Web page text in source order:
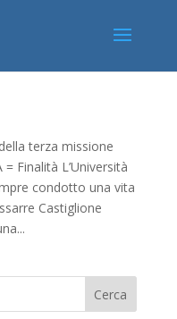
terza missione
Finalità L’Università
condotto una vita
Castiglione